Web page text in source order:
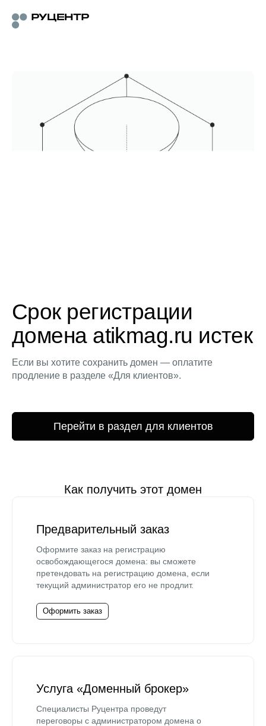
Срок регистрации
домена atikmag.ru истек
Если вы хотите сохранить домен — оплатите
продление в разделе «Для клиентов».
Перейти в раздел для клиентов
Как получить этот домен
Предварительный заказ
Оформите заказ на регистрацию
освобождающегося домена: вы сможете
претендовать на регистрацию домена, если
текущий администратор его не продлит.
Оформить заказ
Услуга «Доменный брокер»
Специалисты Руцентра проведут
переговоры с администратором домена о